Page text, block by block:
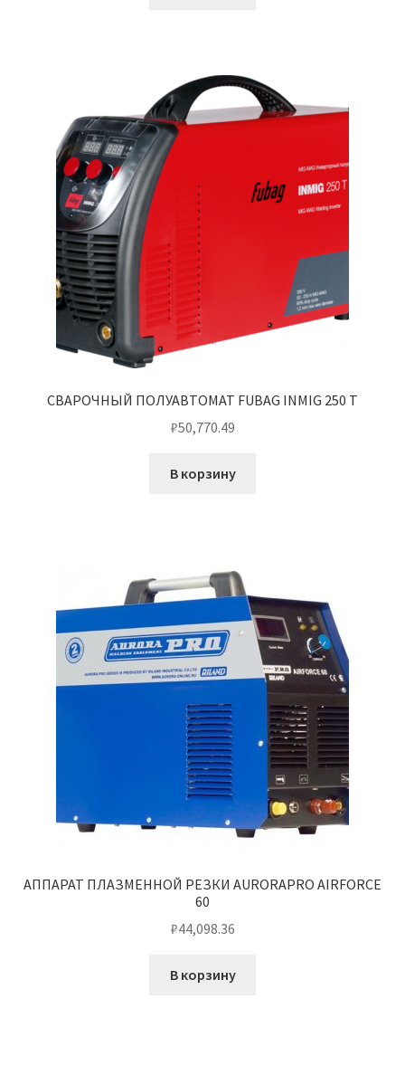
СВАРОЧНЫЙ ПОЛУАВТОМАТ FUBAG INMIG 250 T
₽50,770.49
В корзину
АППАРАТ ПЛАЗМЕННОЙ РЕЗКИ AURORAPRO AIRFORCE
60
₽44,098.36
В корзину